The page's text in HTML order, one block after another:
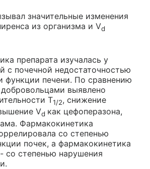
значительные изменения
из организма и Vd
препарата изучалась у
с почечной недостаточностью
функции печени. По сравнению
выявлено
T1/2, снижение
Vd как цефоперазона,
Фармакокинетика
со степенью
почек, а фармакокинетика
со степенью нарушения